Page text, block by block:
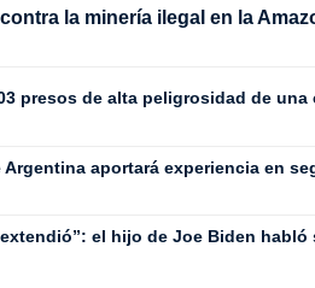
contra la minería ilegal en la
presos de alta peligrosidad de
Argentina aportará experiencia en
el hijo de Joe Biden habló